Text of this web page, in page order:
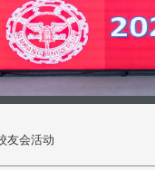
友会活动